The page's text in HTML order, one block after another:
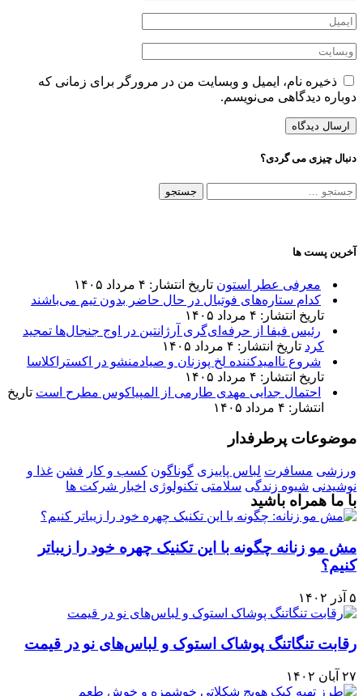
ذخیره نام، ایمیل و وبسایت من در مرورگر برای زمانی که
دوباره دیدگاهی می‌نویسم.
دنبال چیزی می گردی؟
جستجو
آخرین پست ها
معرفی عطر استون تاریخ انتشار: ۴ مرداد ۱۴۰۵
کدام ستاره‌های فوتبال در حال حاضر بدون تیم می‌باشند
تاریخ انتشار: ۴ مرداد ۱۴۰۵
رئیس فیفا از حرفه‌ای‌گری آرژانتین در اوج جنجال‌ها تمجید
کرد تاریخ انتشار: ۴ مرداد ۱۴۰۵
شروع ناامیدکننده لخ پوزنان و صیادمنشو در اکستراکلاسا
تاریخ انتشار: ۴ مرداد ۱۴۰۵
احتمال جدایی مهدی طارمی از المپیاکوس مطرح است تاریخ
انتشار: ۴ مرداد ۱۴۰۵
موضوعات پرطرفدار
ورزشی مسافرت لباس پاییزی گوناگون کسب و کار فشن غذا و
نوشیدنی شیوه زندگی سلامتی تکنولوژی اخبار شرکت ها
با ما همراه باشید
مش مو زنانه چگونه با این تکنیک چهره خود را زیباتر
کنیم؟
۵ آذر ۱۴۰۲
رقابت تنگاتنگ پوشاک استوک و لباس‌های نو در قیمت
۲۷ آبان ۱۴۰۲